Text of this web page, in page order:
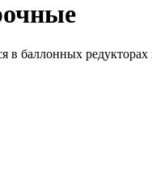
в баллонных редукторах